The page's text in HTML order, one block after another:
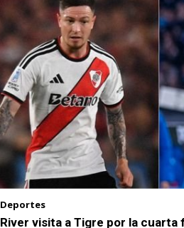
Deportes
River visita a Tigre por la cuarta